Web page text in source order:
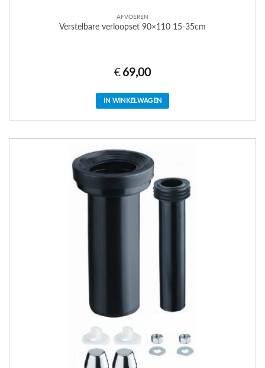
AFVOEREN
Verstelbare verloopset 90×110 15-35cm
€69,00
IN WINKELWAGEN